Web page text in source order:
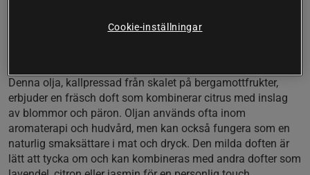
Denna olja, kallpressad från skalet på bergamottfrukter,
erbjuder en fräsch doft som kombinerar citrus med inslag
av blommor och päron. Oljan används ofta inom
aromaterapi och hudvård, men kan också fungera som en
naturlig smaksättare i mat och dryck. Den milda doften är
lätt att tycka om och kan kombineras med andra dofter som
Cookie-inställningar